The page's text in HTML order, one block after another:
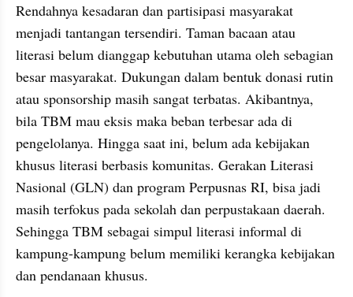
Rendahnya kesadaran dan partisipasi masyarakat
menjadi tantangan tersendiri. Taman bacaan atau
literasi belum dianggap kebutuhan utama oleh sebagian
besar masyarakat. Dukungan dalam bentuk donasi rutin
atau sponsorship masih sangat terbatas. Akibantnya,
bila TBM mau eksis maka beban terbesar ada di
pengelolanya. Hingga saat ini, belum ada kebijakan
khusus literasi berbasis komunitas. Gerakan Literasi
Nasional (GLN) dan program Perpusnas RI, bisa jadi
masih terfokus pada sekolah dan perpustakaan daerah.
Sehingga TBM sebagai simpul literasi informal di
kampung-kampung belum memiliki kerangka kebijakan
dan pendanaan khusus.